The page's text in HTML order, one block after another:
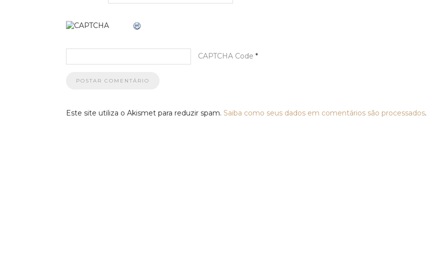
CAPTCHA Code *
Este site utiliza o Akismet para reduzir spam. Saiba como seus dados em comentários são processados.